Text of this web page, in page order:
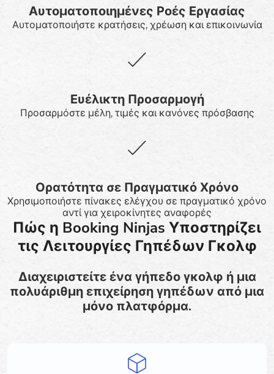
Αυτοματοποιημένες Ροές Εργασίας
Αυτοματοποιήστε κρατήσεις, χρέωση και επικοινωνία
Ευέλικτη Προσαρμογή
Προσαρμόστε μέλη, τιμές και κανόνες πρόσβασης
Ορατότητα σε Πραγματικό Χρόνο
Χρησιμοποιήστε πίνακες ελέγχου σε πραγματικό χρόνο
αντί για χειροκίνητες αναφορές
Πώς η Booking Ninjas Υποστηρίζει
τις Λειτουργίες Γηπέδων Γκολφ
Διαχειριστείτε ένα γήπεδο γκολφ ή μια
πολυάριθμη επιχείρηση γηπέδων από μια
μόνο πλατφόρμα.